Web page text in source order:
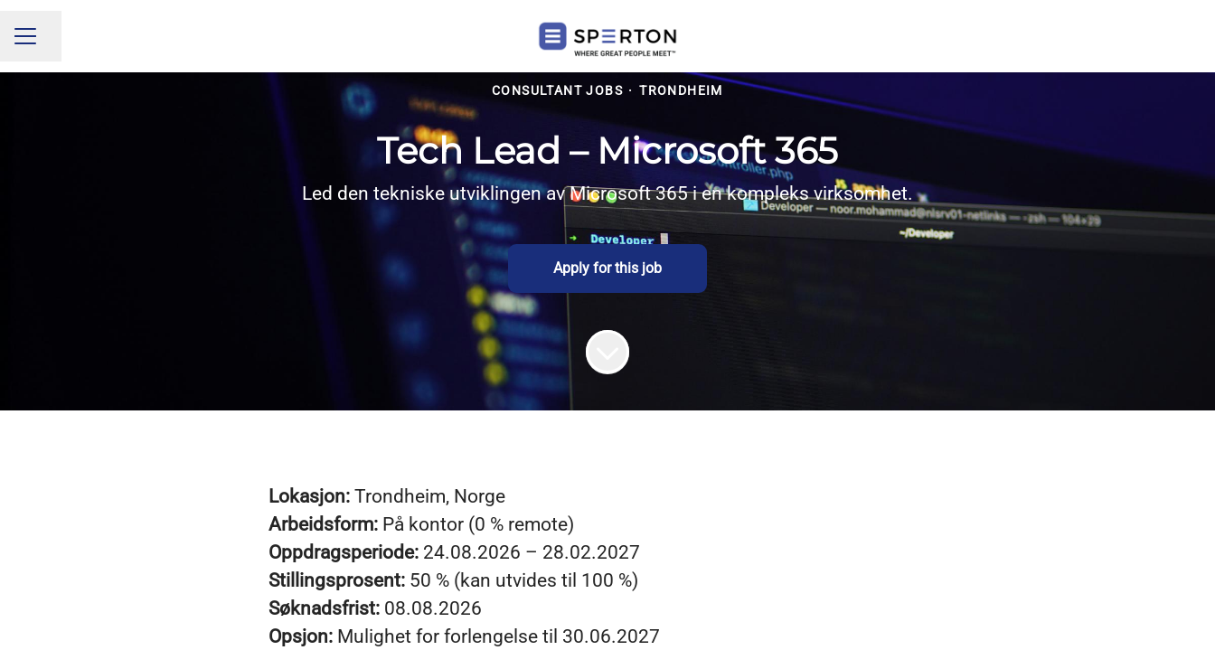
CAREER MENU
Share page
CONSULTANT JOBS · TRONDHEIM
Tech Lead – Microsoft 365
Led den tekniske utviklingen av Microsoft 365 i en kompleks virksomhet.
Apply for this job
Lokasjon: Trondheim, Norge
Arbeidsform: På kontor (0 % remote)
Oppdragsperiode: 24.08.2026 – 28.02.2027
Stillingsprosent: 50 % (kan utvides til 100 %)
Søknadsfrist: 08.08.2026
Opsjon: Mulighet for forlengelse til 30.06.2027